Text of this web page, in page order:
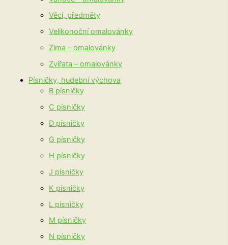
Věci, předměty
Velikonoční omalovánky
Zima – omalovánky
Zvířata – omalovánky
Písničky, hudební výchova
B písničky
C písničky
D písničky
G písničky
H písničky
J písničky
K písničky
L písničky
M písničky
N písničky